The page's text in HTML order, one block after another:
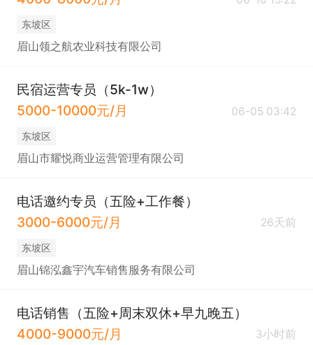
东坡区
眉山领之航农业科技有限公司
民宿运营专员（5k-1w）
5000-10000元/月
06-05 03:42
东坡区
眉山市耀悦商业运营管理有限公司
电话邀约专员（五险+工作餐）
3000-6000元/月
26天前
东坡区
眉山锦泓鑫宇汽车销售服务有限公司
电话销售（五险+周末双休+早九晚五）
4000-9000元/月
3小时前